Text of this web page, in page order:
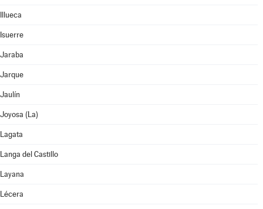
Illueca
Isuerre
Jaraba
Jarque
Jaulín
Joyosa (La)
Lagata
Langa del Castillo
Layana
Lécera